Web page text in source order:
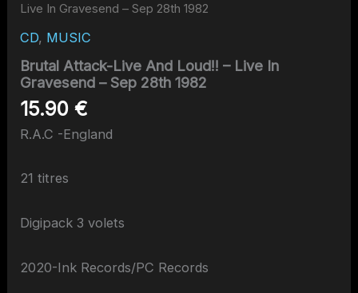
Live In Gravesend – Sep 28th 1982
CD, MUSIC
Brutal Attack-Live And Loud!! – Live In
Gravesend – Sep 28th 1982
15.90€
R.A.C -England
21 titres
Digipack 3 volets
2020-Ink Records/PC Records